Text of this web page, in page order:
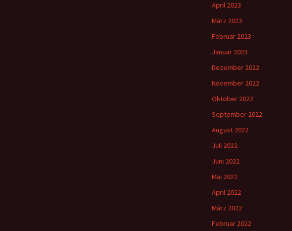
April 2023
März 2023
Februar 2023
Januar 2023
Dezember 2022
November 2022
Oktober 2022
September 2022
August 2022
Juli 2022
Juni 2022
Mai 2022
April 2022
März 2022
Februar 2022